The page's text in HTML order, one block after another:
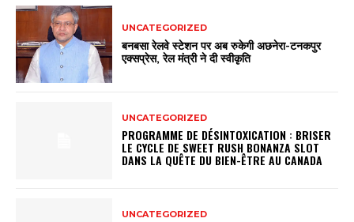
UNCATEGORIZED
बनबसा रेलवे स्टेशन पर अब रुकेगी अछनेरा-टनकपुर
एक्सप्रेस, रेल मंत्री ने दी स्वीकृति
UNCATEGORIZED
PROGRAMME DE DÉSINTOXICATION : BRISER
LE CYCLE DE SWEET RUSH BONANZA SLOT
DANS LA QUÊTE DU BIEN-ÊTRE AU CANADA
UNCATEGORIZED